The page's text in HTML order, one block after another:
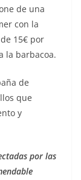
de una
con la
15€ por
la barbacoa.
de
que
y
por las